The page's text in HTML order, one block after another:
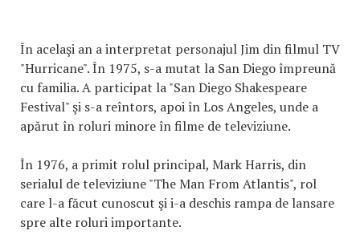
În acelaşi an a interpretat personajul Jim din filmul TV
"Hurricane". În 1975, s-a mutat la San Diego împreună
cu familia. A participat la "San Diego Shakespeare
Festival" şi s-a reîntors, apoi în Los Angeles, unde a
apărut în roluri minore în filme de televiziune.
În 1976, a primit rolul principal, Mark Harris, din
serialul de televiziune "The Man From Atlantis", rol
care l-a făcut cunoscut şi i-a deschis rampa de lansare
spre alte roluri importante.